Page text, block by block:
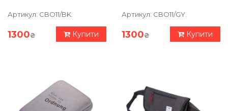
Артикул: CBO11/BK.
1300₴ Купити
Артикул: CBO11/GY.
1300₴ Купити